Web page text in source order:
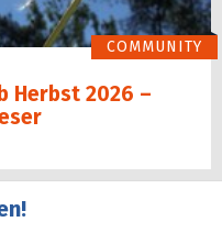
COMMUNITY
Herbst 2026 –